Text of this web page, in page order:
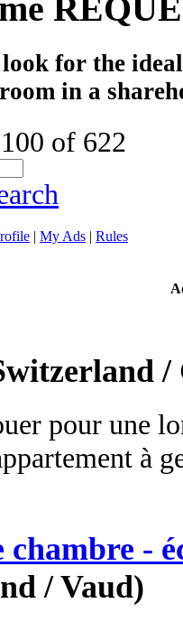
for the
in a
of 622
| My Ads | Rules
/
pour une
à
chambre -
/ Vaud)